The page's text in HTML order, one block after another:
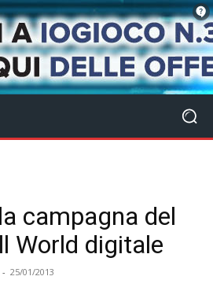
campagna del
World digitale
- 25/01/2013